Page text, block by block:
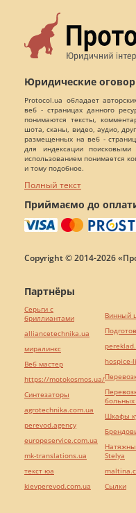
Юридические
Protocol.ua обладает
веб - страницах данного
понимаются тексты,
шота, сканы, видео, аудио,
размещенных на веб -
для индексации
использованием понимается
и тому подобное.
Полный текст
Приймаємо до
Copyright © 2014-2026
Партнёры
Серьги с
бриллиантами
alliancetechnika.ua
миралинкс
Веб мастер
https://motokosmos.ua/
Синтезаторы
agrotechnika.com.ua
perevod.agency
europeservice.com.ua
mk-translations.ua
текст юа
kievperevod.com.ua
Винный
hospice-
больных
Шкафы
Stelya
Cылки